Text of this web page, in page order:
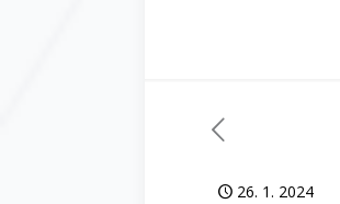
26. 1. 2024